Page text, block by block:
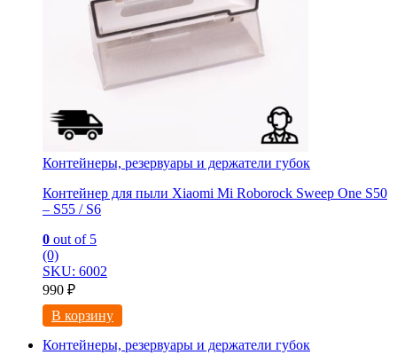
Контейнеры, резервуары и держатели губок
Контейнер для пыли Xiaomi Mi Roborock Sweep One S50
– S55 / S6
0 out of 5
(0)
SKU: 6002
990 ₽
В корзину
Контейнеры, резервуары и держатели губок